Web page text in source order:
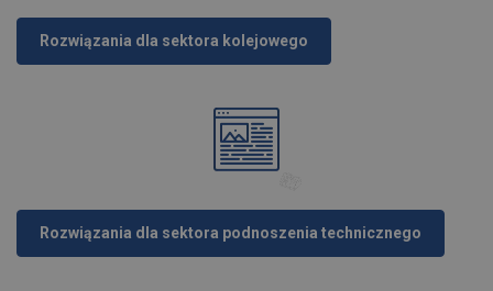
Rozwiązania dla sektora kolejowego
Rozwiązania dla sektora podnoszenia technicznego